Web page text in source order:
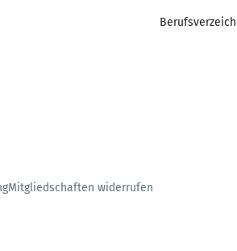
Mitgliedschaften widerrufen